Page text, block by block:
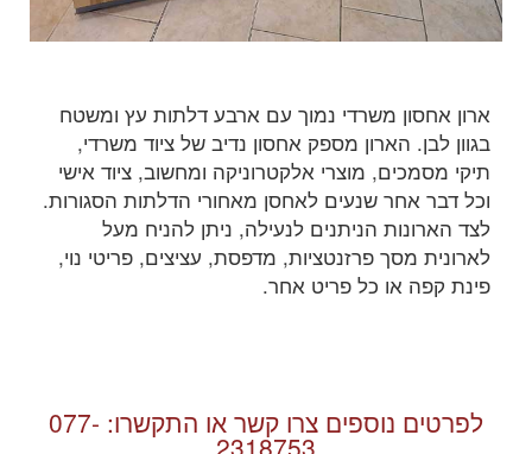
ארון אחסון משרדי נמוך עם ארבע דלתות עץ ומשטח
בגוון לבן. הארון מספק אחסון נדיב של ציוד משרדי,
תיקי מסמכים, מוצרי אלקטרוניקה ומחשוב, ציוד אישי
וכל דבר אחר שנעים לאחסן מאחורי הדלתות הסגורות.
לצד הארונות הניתנים לנעילה, ניתן להניח מעל
לארונית מסך פרזנטציות, מדפסת, עציצים, פריטי נוי,
פינת קפה או כל פריט אחר.
לפרטים נוספים צרו קשר או התקשרו: 077-